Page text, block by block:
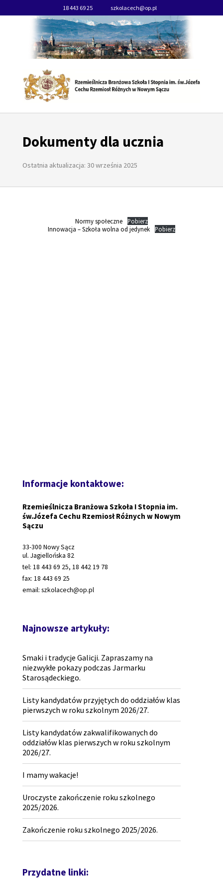
18 443 69 25 szkolacech@op.pl
Dokumenty dla ucznia
Ostatnia aktualizacja: 30 września 2025
Normy społeczne
Pobierz
Innowacja – Szkoła wolna od jedynek
Pobierz
Informacje kontaktowe:
Rzemieślnicza Branżowa Szkoła I Stopnia im.
św.Józefa Cechu Rzemiosł Różnych w Nowym
Sączu
33-300 Nowy Sącz
ul. Jagiellońska 82
tel: 18 443 69 25, 18 442 19 78
fax: 18 443 69 25
email: szkolacech@op.pl
Najnowsze artykuły:
Smaki i tradycje Galicji. Zapraszamy na
niezwykłe pokazy podczas Jarmarku
Starosądeckiego.
Listy kandydatów przyjętych do oddziałów klas
pierwszych w roku szkolnym 2026/27.
Listy kandydatów zakwalifikowanych do
oddziałów klas pierwszych w roku szkolnym
2026/27.
I mamy wakacje!
Uroczyste zakończenie roku szkolnego
2025/2026.
Zakończenie roku szkolnego 2025/2026.
Przydatne linki: